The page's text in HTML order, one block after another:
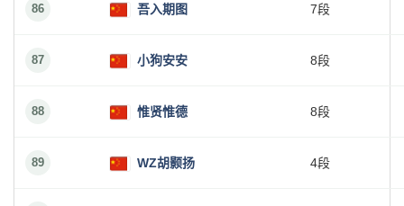
86 吾入期图 7段
87 小狗安安 8段
88 惟贤惟德 8段
89 WZ胡颢扬 4段